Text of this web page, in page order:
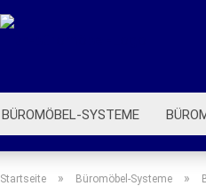
BÜROMÖBEL-SYSTEME
ROLLCONTAINER
Startseite » Büromöbel-Systeme »